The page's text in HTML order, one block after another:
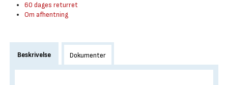
60 dages returret
Om afhentning
Beskrivelse Dokumenter